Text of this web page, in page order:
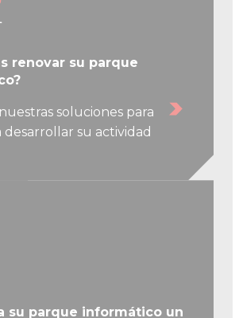
renovar su parque
soluciones para
desarrollar su actividad
su parque informático un